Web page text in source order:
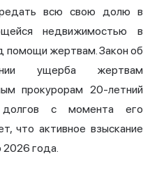
всю свою долю в
недвижимостью в
помощи жертвам. Закон об
ущерба жертвам
прокурорам 20-летний
с момента его
что активное взыскание
года.